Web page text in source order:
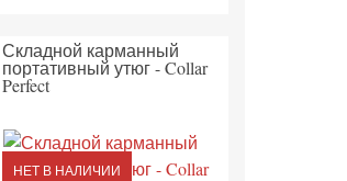
Складной карманный
портативный утюг - Collar
Perfect
НЕТ В НАЛИЧИИ